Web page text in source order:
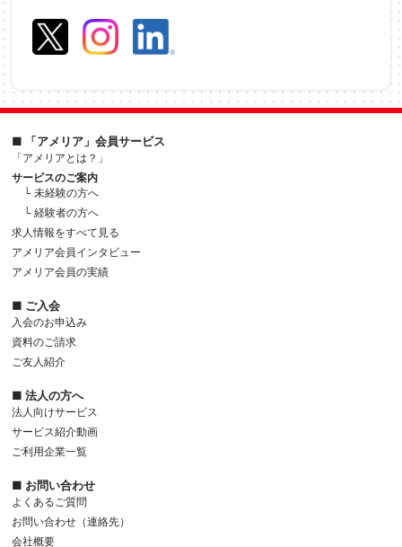
■ 「アメリア」会員サービス
「アメリアとは？」
サービスのご案内
└ 未経験の方へ
└ 経験者の方へ
求人情報をすべて見る
アメリア会員インタビュー
アメリア会員の実績
■ ご入会
入会のお申込み
資料のご請求
ご友人紹介
■ 法人の方へ
法人向けサービス
サービス紹介動画
ご利用企業一覧
■ お問い合わせ
よくあるご質問
お問い合わせ（連絡先）
会社概要